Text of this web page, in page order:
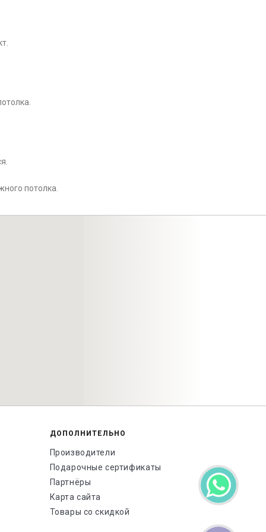
потолка.
ДОПОЛНИТЕЛЬНО
Производители
Подарочные сертификаты
Партнёры
Карта сайта
Товары со скидкой